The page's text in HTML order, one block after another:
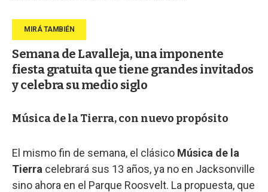
Semana de Lavalleja, una imponente
fiesta gratuita que tiene grandes invitados
y celebra su medio siglo
Música de la Tierra, con nuevo propósito
El mismo fin de semana, el clásico Música de la
Tierra celebrará sus 13 años, ya no en Jacksonville
sino ahora en el Parque Roosvelt. La propuesta, que